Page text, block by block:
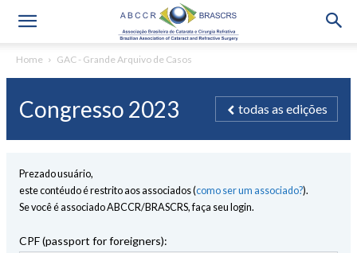
Home GAC - Grande Arquivo de Casos
Congresso 2023 todas as edições
Prezado usuário,
este contéudo é restrito aos associados (como ser um associado?).
Se você é associado ABCCR/BRASCRS, faça seu login.
CPF (passport for foreigners):